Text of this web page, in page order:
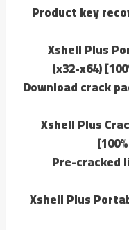
Product key
Xshell Plus
(x32-x64)
Download crack
Xshell Plus
Pre-cracked
Xshell Plus